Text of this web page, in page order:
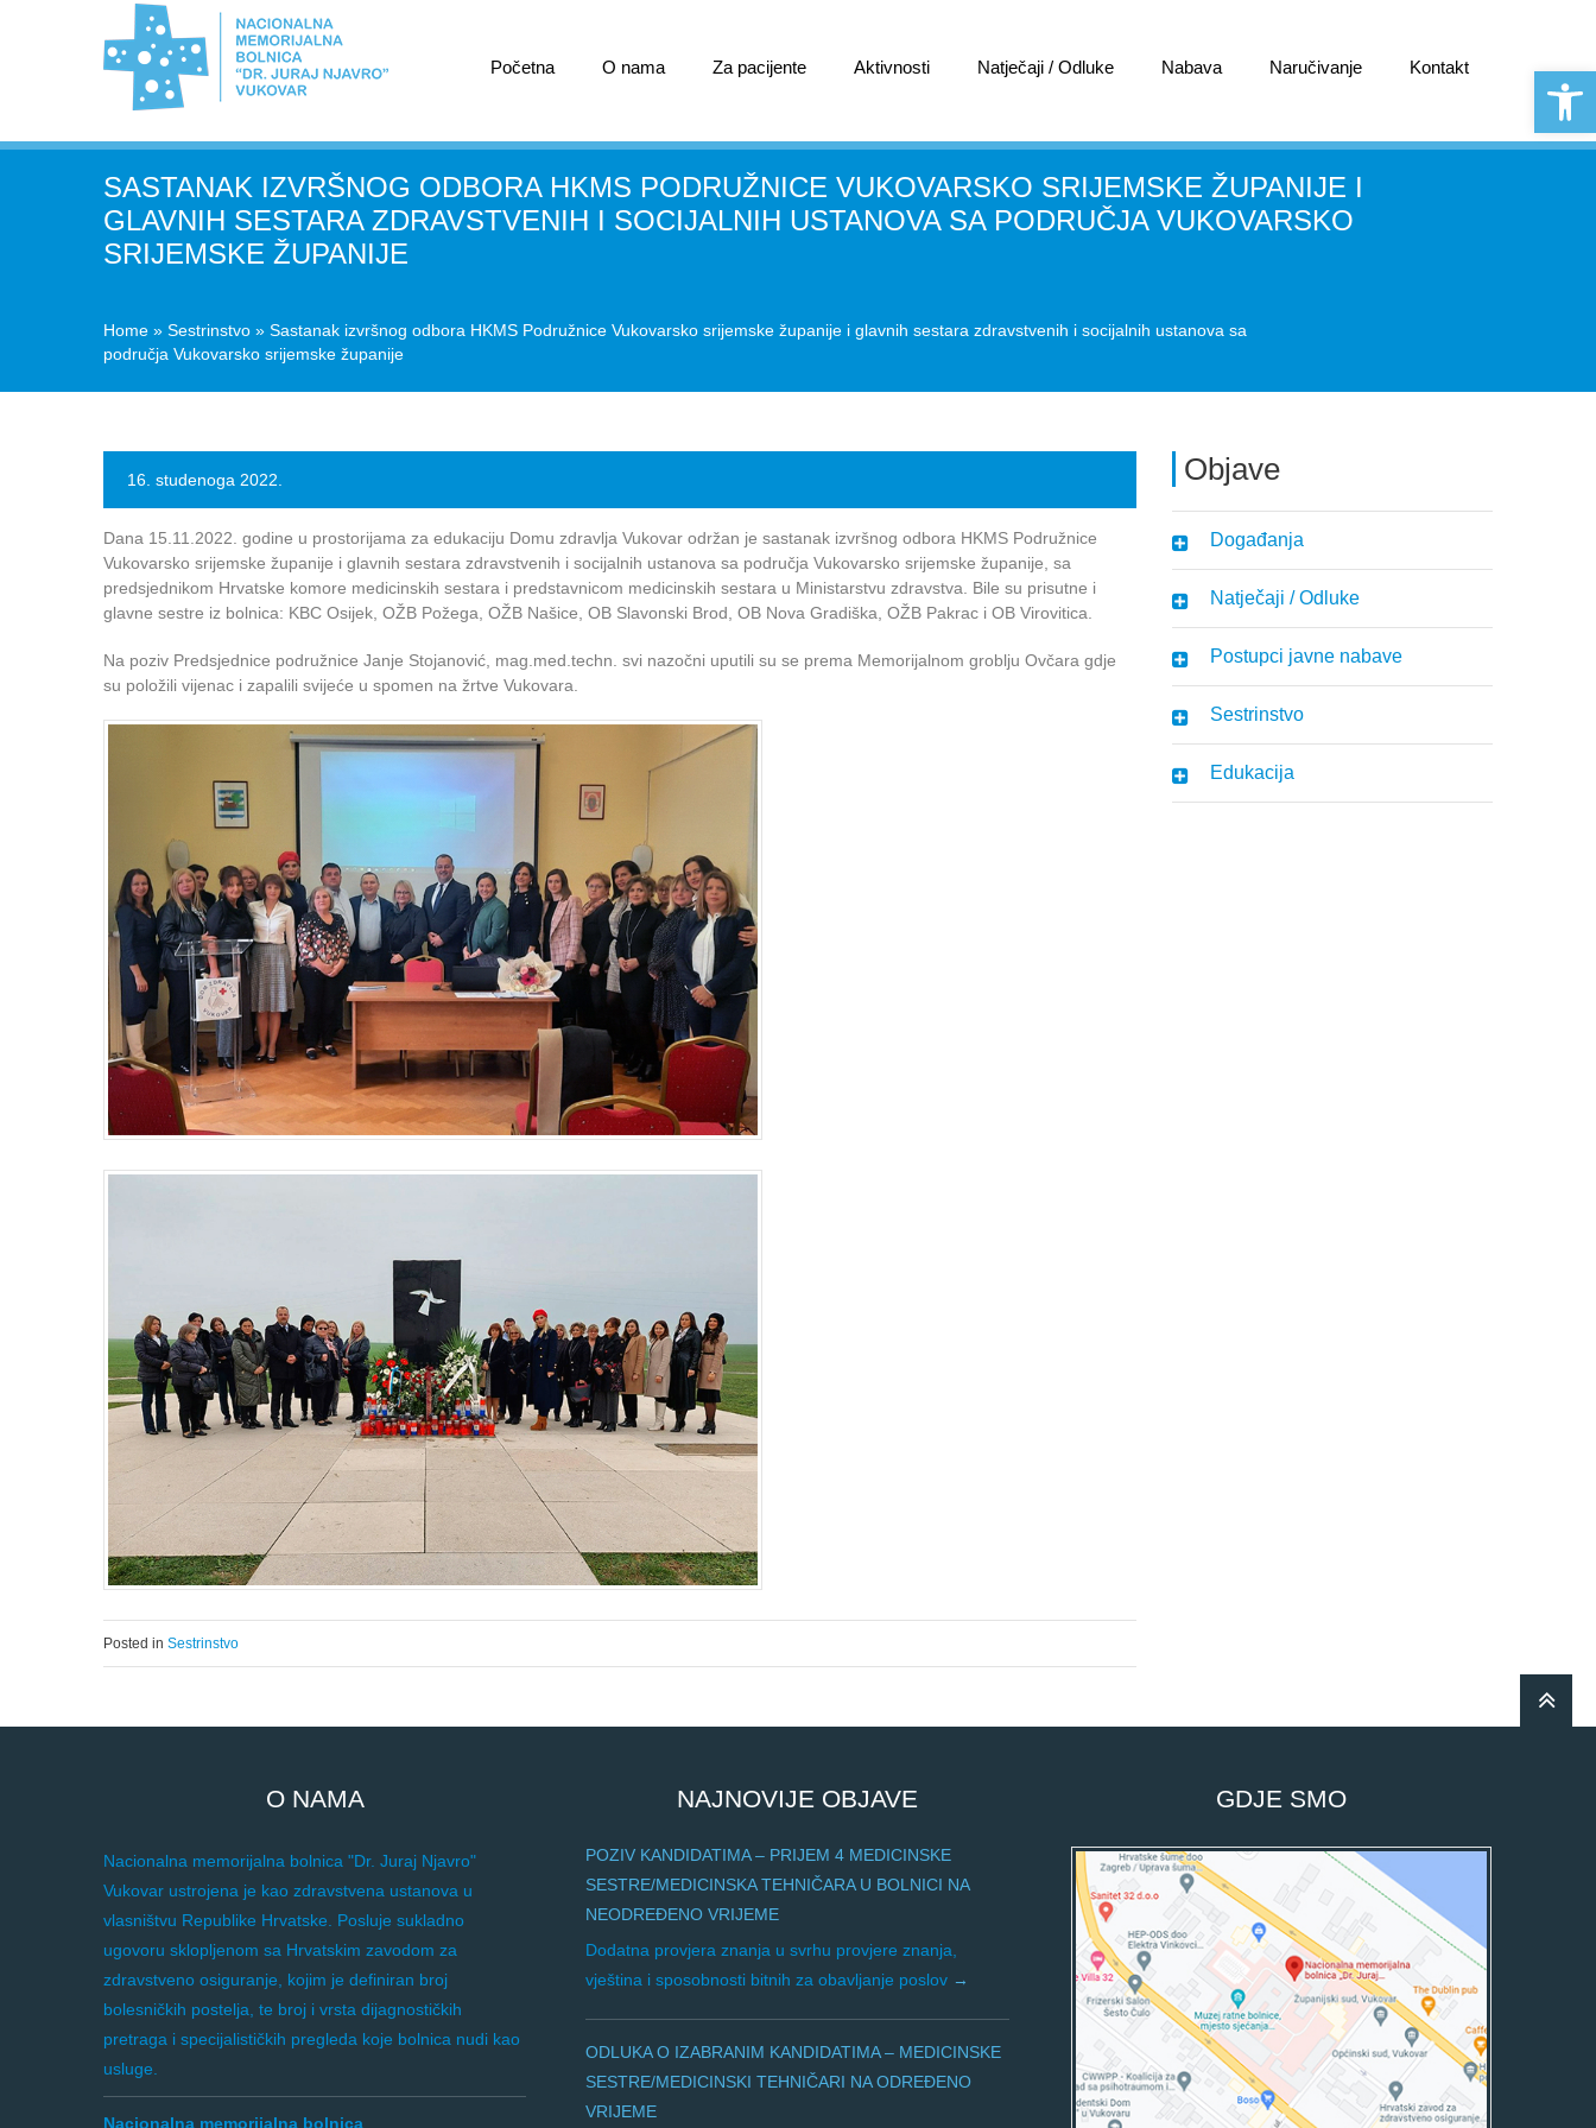
Početna O nama Za pacijente Aktivnosti Natječaji / Odluke Nabava Naručivanje Kontakt
SASTANAK IZVRŠNOG ODBORA HKMS PODRUŽNICE VUKOVARSKO SRIJEMSKE ŽUPANIJE I
GLAVNIH SESTARA ZDRAVSTVENIH I SOCIJALNIH USTANOVA SA PODRUČJA VUKOVARSKO
SRIJEMSKE ŽUPANIJE
Home » Sestrinstvo » Sastanak izvršnog odbora HKMS Podružnice Vukovarsko srijemske županije i glavnih sestara zdravstvenih i socijalnih ustanova sa
područja Vukovarsko srijemske županije
Objave
Događanja
Natječaji / Odluke
Postupci javne nabave
Sestrinstvo
Edukacija
16. studenoga 2022.
Dana 15.11.2022. godine u prostorijama za edukaciju Domu zdravlja Vukovar održan je sastanak izvršnog odbora HKMS Podružnice
Vukovarsko srijemske županije i glavnih sestara zdravstvenih i socijalnih ustanova sa područja Vukovarsko srijemske županije, sa
predsjednikom Hrvatske komore medicinskih sestara i predstavnicom medicinskih sestara u Ministarstvu zdravstva. Bile su prisutne i
glavne sestre iz bolnica: KBC Osijek, OŽB Požega, OŽB Našice, OB Slavonski Brod, OB Nova Gradiška, OŽB Pakrac i OB Virovitica.
Na poziv Predsjednice podružnice Janje Stojanović, mag.med.techn. svi nazočni uputili su se prema Memorijalnom groblju Ovčara gdje
su položili vijenac i zapalili svijeće u spomen na žrtve Vukovara.
Posted in Sestrinstvo
O NAMA
Nacionalna memorijalna bolnica "Dr. Juraj Njavro"
Vukovar ustrojena je kao zdravstvena ustanova u
vlasništvu Republike Hrvatske. Posluje sukladno
ugovoru sklopljenom sa Hrvatskim zavodom za
zdravstveno osiguranje, kojim je definiran broj
bolesničkih postelja, te broj i vrsta dijagnostičkih
pretraga i specijalističkih pregleda koje bolnica nudi kao
usluge.
Nacionalna memorijalna bolnica
NAJNOVIJE OBJAVE
POZIV KANDIDATIMA – PRIJEM 4 MEDICINSKE
SESTRE/MEDICINSKA TEHNIČARA U BOLNICI NA
NEODREĐENO VRIJEME
Dodatna provjera znanja u svrhu provjere znanja,
vještina i sposobnosti bitnih za obavljanje poslov
ODLUKA O IZABRANIM KANDIDATIMA – MEDICINSKE
SESTRE/MEDICINSKI TEHNIČARI NA ODREĐENO
VRIJEME
GDJE SMO